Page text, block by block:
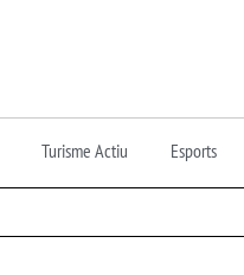
Turisme Actiu Esports